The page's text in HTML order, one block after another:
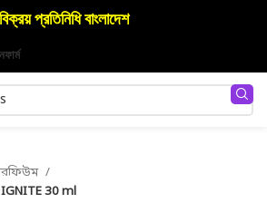
বিক্রয় প্রতিনিধি বাংলাদেশ
IGNITE 30 ml